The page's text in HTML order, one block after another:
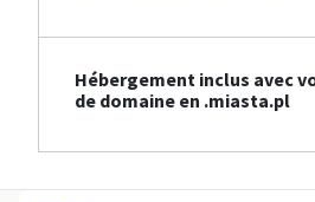
Hébergement inclus avec
de domaine en .miasta.pl